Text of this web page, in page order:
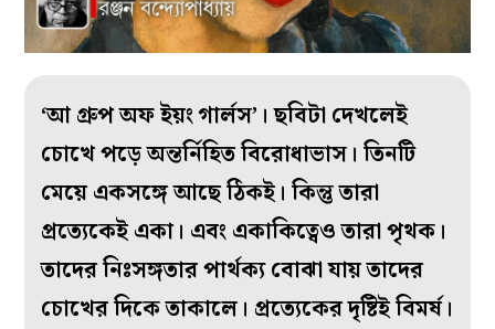
‘আ গ্রুপ অফ ইয়ং গার্লস’। ছবিটা দেখলেই
চোখে পড়ে অন্তর্নিহিত বিরোধাভাস। তিনটি
মেয়ে একসঙ্গে আছে ঠিকই। কিন্তু তারা
প্রত্যেকেই একা। এবং একাকিত্বেও তারা পৃথক।
তাদের নিঃসঙ্গতার পার্থক্য বোঝা যায় তাদের
চোখের দিকে তাকালে। প্রত্যেকের দৃষ্টিই বিমর্ষ।